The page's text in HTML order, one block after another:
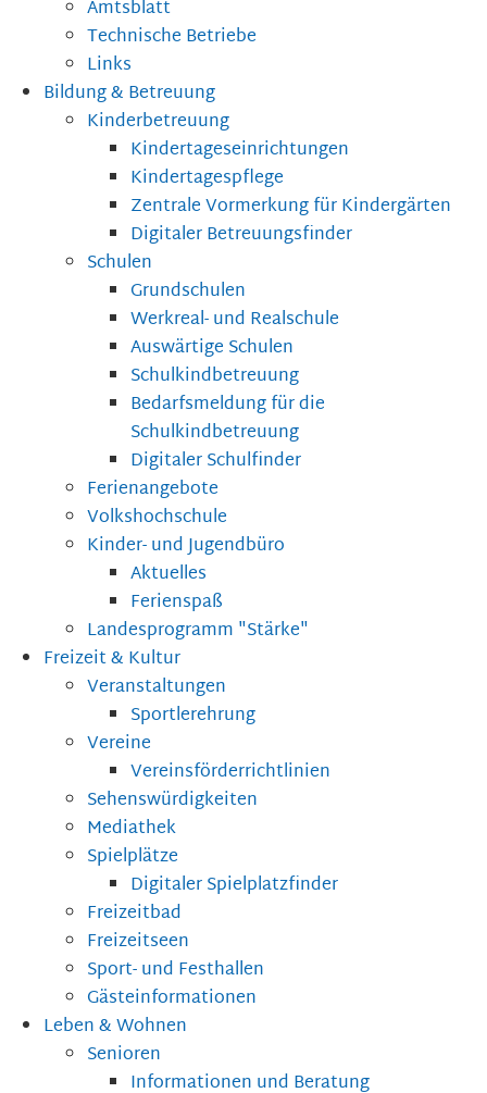
Amtsblatt
Technische Betriebe
Links
Bildung & Betreuung
Kinderbetreuung
Kindertageseinrichtungen
Kindertagespflege
Zentrale Vormerkung für Kindergärten
Digitaler Betreuungsfinder
Schulen
Grundschulen
Werkreal- und Realschule
Auswärtige Schulen
Schulkindbetreuung
Bedarfsmeldung für die
Schulkindbetreuung
Digitaler Schulfinder
Ferienangebote
Volkshochschule
Kinder- und Jugendbüro
Aktuelles
Ferienspaß
Landesprogramm "Stärke"
Freizeit & Kultur
Veranstaltungen
Sportlerehrung
Vereine
Vereinsförderrichtlinien
Sehenswürdigkeiten
Mediathek
Spielplätze
Digitaler Spielplatzfinder
Freizeitbad
Freizeitseen
Sport- und Festhallen
Gästeinformationen
Leben & Wohnen
Senioren
Informationen und Beratung